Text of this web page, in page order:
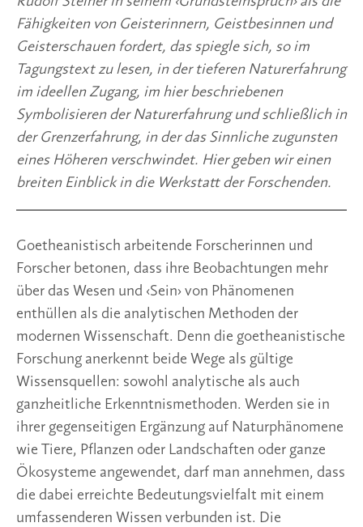
Fähigkeiten von Geisterinnern, Geistbesinnen und
Geisterschauen fordert, das spiegle sich, so im
Tagungstext zu lesen, in der tieferen Naturerfahrung
im ideellen Zugang, im hier beschriebenen
Symbolisieren der Naturerfahrung und schließlich in
der Grenzerfahrung, in der das Sinnliche zugunsten
eines Höheren verschwindet. Hier geben wir einen
breiten Einblick in die Werkstatt der Forschenden.
Goetheanistisch arbeitende Forscherinnen und
Forscher betonen, dass ihre Beobachtungen mehr
über das Wesen und ‹Sein› von Phänomenen
enthüllen als die analytischen Methoden der
modernen Wissenschaft. Denn die goetheanistische
Forschung anerkennt beide Wege als gültige
Wissensquellen: sowohl analytische als auch
ganzheitliche Erkenntnismethoden. Werden sie in
ihrer gegenseitigen Ergänzung auf Naturphänomene
wie Tiere, Pflanzen oder Landschaften oder ganze
Ökosysteme angewendet, darf man annehmen, dass
die dabei erreichte Bedeutungsvielfalt mit einem
umfassenderen Wissen verbunden ist. Die